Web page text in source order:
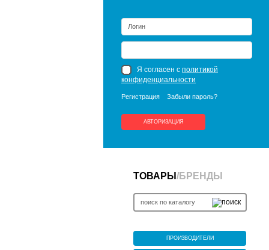
Я согласен с политикой
конфиденциальности
Регистрация Забыли пароль?
АВТОРИЗАЦИЯ
ТОВАРЫ /БРЕНДЫ
ПРОИЗВОДИТЕЛИ